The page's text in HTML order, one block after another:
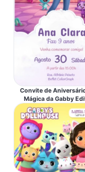
Convite de
Mágica da Gabby